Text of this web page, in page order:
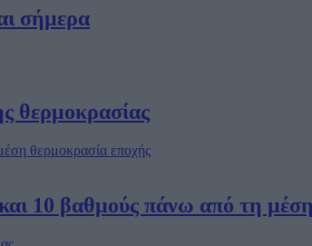
σήμερα
θερμοκρασίας
10 βαθμούς πάνω από τη